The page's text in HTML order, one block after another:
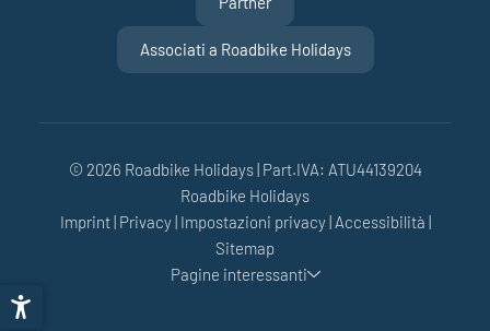
Associati a Roadbike Holidays
© 2026 Roadbike Holidays| Part.IVA: ATU44139204
Roadbike Holidays
Imprint| Privacy| Impostazioni privacy| Accessibilità |
Sitemap
Pagine interessanti